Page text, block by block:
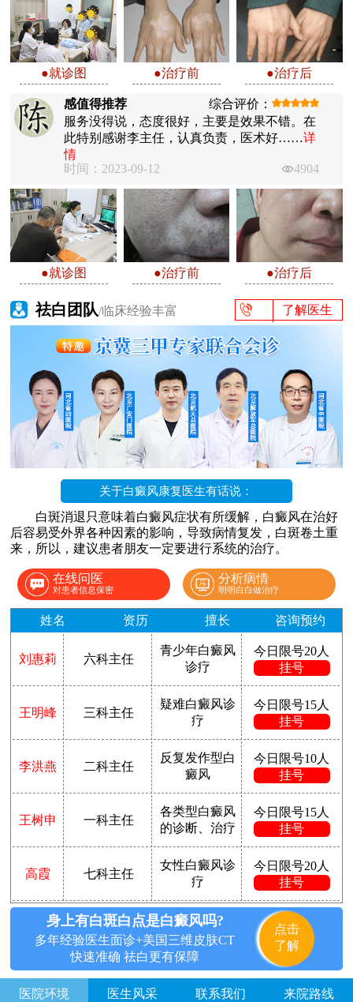
●就诊图 ●治疗前 ●治疗后
感值得推荐
综合评价：
服务没得说，态度很好，主要是效果不错。在
此特别感谢李主任，认真负责，医术好……详
情
时间：2023-09-12
4904
●就诊图 ●治疗前 ●治疗后
祛白团队/临床经验丰富 了解医生
关于白癜风康复医生有话说：
白斑消退只意味着白癜风症状有所缓解，白癜风在治好
后容易受外界各种因素的影响，导致病情复发，白斑卷土重
来，所以，建议患者朋友一定要进行系统的治疗。
在线问医
对患者信息保密
分析病情
明明白白做治疗
姓名 资历 擅长 咨询预约
刘惠莉 六科主任
青少年白癜风
诊疗
今日限号20人
挂号
王明峰 三科主任
疑难白癜风诊
疗
今日限号15人
挂号
李洪燕 二科主任
反复发作型白
癜风
今日限号10人
挂号
王树申 一科主任
各类型白癜风
的诊断、治疗
今日限号15人
挂号
高霞 七科主任
女性白癜风诊
疗
今日限号20人
挂号
身上有白斑白点是白癜风吗?
多年经验医生面诊+美国三维皮肤CT
快速准确 祛白更有保障
点击
了解
医院环境 医生风采 联系我们 来院路线